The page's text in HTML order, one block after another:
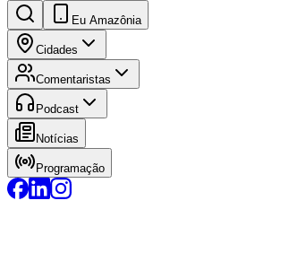
Eu Amazônia
Cidades
Comentaristas
Podcast
Notícias
Programação